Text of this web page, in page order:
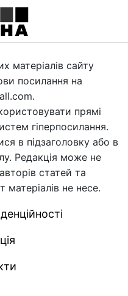
матеріалів сайту
посилання на
прямі
гіперпосилання.
в підзаголовку або в
Редакція може не
статей та
матеріалів не несе.